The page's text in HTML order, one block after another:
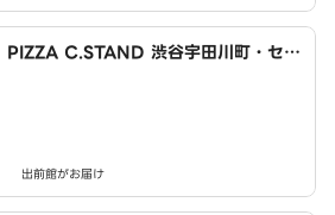
PIZZA C.STAND 渋谷宇田川町・セン
出前館がお届け